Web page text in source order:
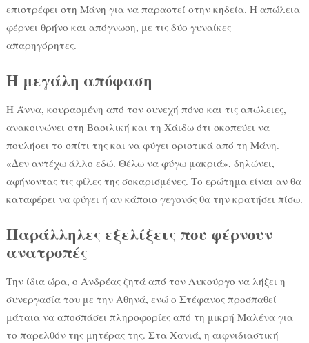
επιστρέφει στη Μάνη για να παραστεί στην κηδεία. Η απώλεια
φέρνει θρήνο και απόγνωση, με τις δύο γυναίκες
απαρηγόρητες.
Η μεγάλη απόφαση
Η Άννα, κουρασμένη από τον συνεχή πόνο και τις απώλειες,
ανακοινώνει στη Βασιλική και τη Χάιδω ότι σκοπεύει να
πουλήσει το σπίτι της και να φύγει οριστικά από τη Μάνη.
«Δεν αντέχω άλλο εδώ. Θέλω να φύγω μακριά», δηλώνει,
αφήνοντας τις φίλες της σοκαρισμένες. Το ερώτημα είναι αν θα
καταφέρει να φύγει ή αν κάποιο γεγονός θα την κρατήσει πίσω.
Παράλληλες εξελίξεις που φέρνουν
ανατροπές
Την ίδια ώρα, ο Ανδρέας ζητά από τον Λυκούργο να λήξει η
συνεργασία του με την Αθηνά, ενώ ο Στέφανος προσπαθεί
μάταια να αποσπάσει πληροφορίες από τη μικρή Μαλένα για
το παρελθόν της μητέρας της. Στα Χανιά, η αιφνιδιαστική